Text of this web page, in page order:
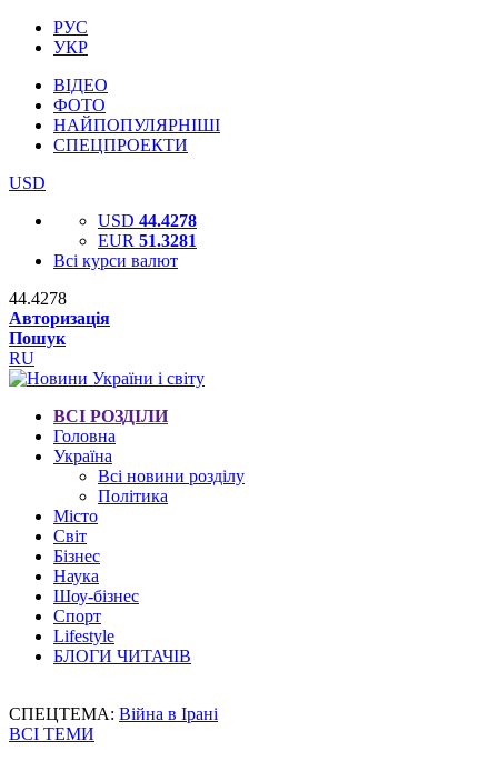
РУС
УКР
ВІДЕО
ФОТО
НАЙПОПУЛЯРНІШІ
СПЕЦПРОЕКТИ
USD
USD 44.4278
EUR 51.3281
Всі курси валют
44.4278
Авторизація
Пошук
RU
ВСІ РОЗДІЛИ
Головна
Україна
Всі новини розділу
Політика
Місто
Світ
Бізнес
Наука
Шоу-бізнес
Спорт
Lifestyle
БЛОГИ ЧИТАЧІВ
СПЕЦТЕМА: Війна в Ірані
ВСІ ТЕМИ